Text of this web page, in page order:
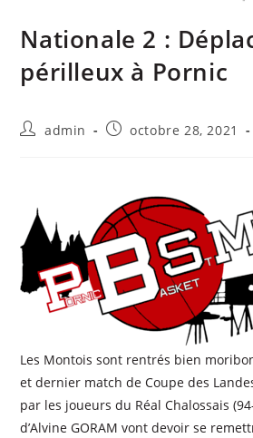
Nationale 2 :
périlleux à Pornic
admin octobre 28, 2021
Les Montois sont rentrés bien
et dernier match de Coupe des
par les joueurs du Réal Chalossais
d’Alvine GORAM vont devoir se